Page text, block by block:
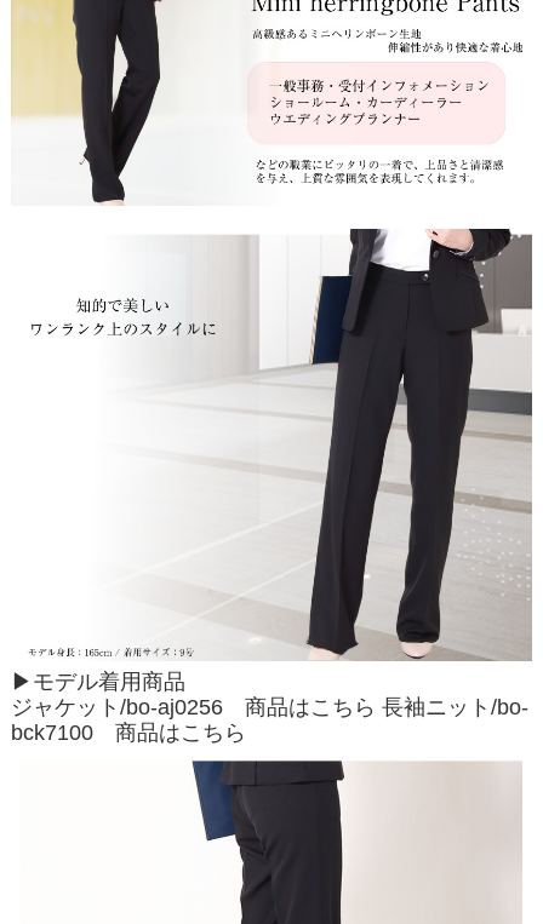
▶モデル着用商品
ジャケット/bo-aj0256 商品はこちら 長袖ニット/bo-
bck7100 商品はこちら